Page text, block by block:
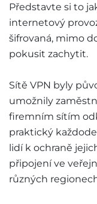
Představte si to
internetový
šifrovaná, mimo
pokusit zachytit.
Sítě VPN byly
umožnily
firemním sítím
praktický
lidí k ochraně
připojení ve
různých